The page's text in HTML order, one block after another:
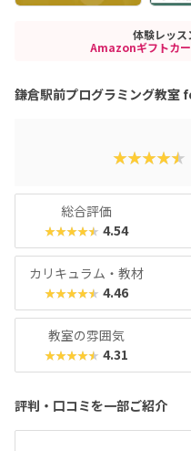
体験レッス
Amazonギフトカ
鎌倉駅前プログラミング教室
★★★★★
総合評価
★★★★★ 4.54
カリキュラム・教材
★★★★★ 4.46
教室の雰囲気
★★★★★ 4.31
評判・口コミを一部ご紹介